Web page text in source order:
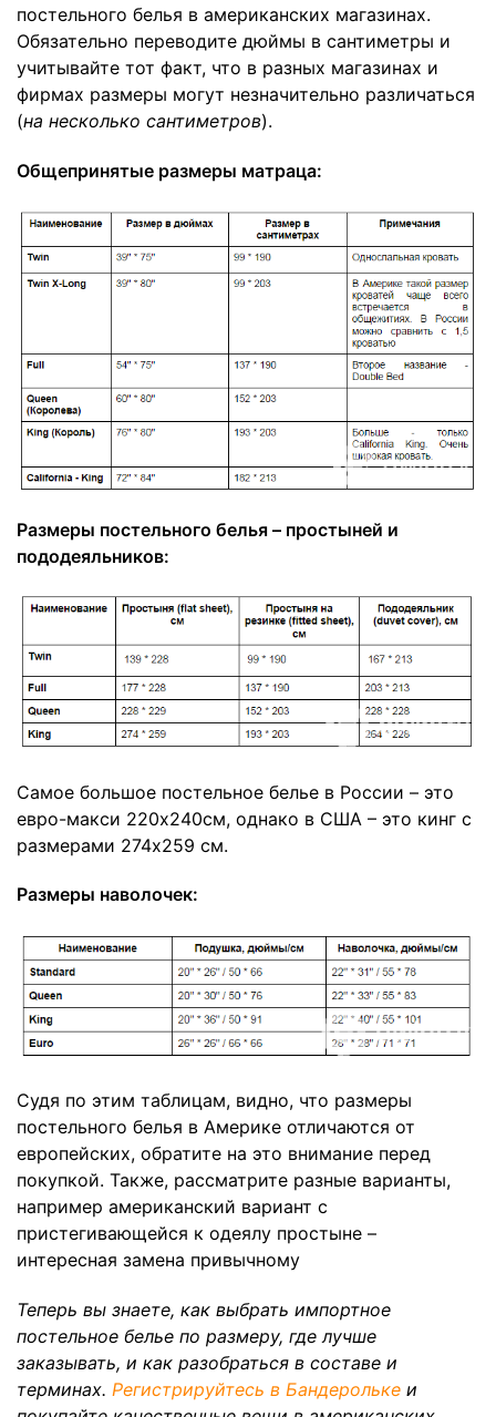
постельного белья в американских магазинах.
Обязательно переводите дюймы в сантиметры и
учитывайте тот факт, что в разных магазинах и
фирмах размеры могут незначительно различаться
(на несколько сантиметров).
Общепринятые размеры матраца:
Размеры постельного белья – простыней и
пододеяльников:
Самое большое постельное белье в России – это
евро-макси 220х240см, однако в США – это кинг с
размерами 274x259 см.
Размеры наволочек:
Судя по этим таблицам, видно, что размеры
постельного белья в Америке отличаются от
европейских, обратите на это внимание перед
покупкой. Также, рассматрите разные варианты,
например американский вариант с
пристегивающейся к одеялу простыне –
интересная замена привычному
Теперь вы знаете, как выбрать импортное
постельное белье по размеру, где лучше
заказывать, и как разобраться в составе и
терминах. Регистрируйтесь в Бандерольке и